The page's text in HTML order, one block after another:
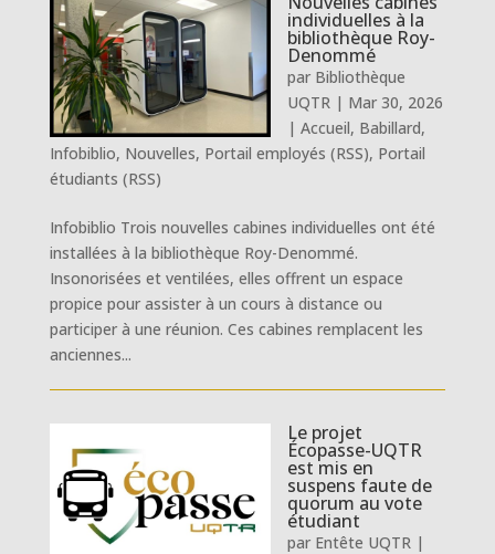
individuelles à la
bibliothèque Roy-
Denommé
par Bibliothèque
UQTR| Mar 30, 2026
| Accueil, Babillard,
Infobiblio, Nouvelles, Portail employés (RSS), Portail
étudiants (RSS)
Infobiblio Trois nouvelles cabines individuelles ont été
installées à la bibliothèque Roy-Denommé.
Insonorisées et ventilées, elles offrent un espace
propice pour assister à un cours à distance ou
participer à une réunion. Ces cabines remplacent les
anciennes...
Le projet
Écopasse-UQTR
est mis en
suspens faute de
quorum au vote
étudiant
par Entête UQTR|